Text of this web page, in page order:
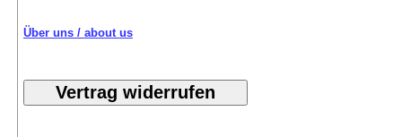
Über uns / about us